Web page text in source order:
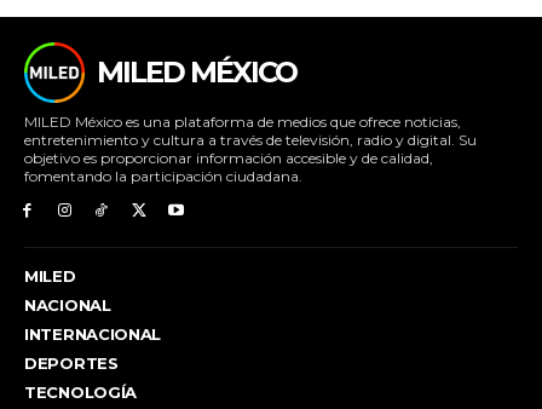
MILED MÉXICO
MILED México es una plataforma de medios que ofrece noticias,
entretenimiento y cultura a través de televisión, radio y digital. Su
objetivo es proporcionar información accesible y de calidad,
fomentando la participación ciudadana.
MILED
NACIONAL
INTERNACIONAL
DEPORTES
TECNOLOGÍA